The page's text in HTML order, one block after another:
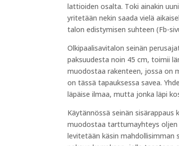
lattioiden osalta. Toki ainakin
yritetään nekin saada vielä
talon edistymisen suhteen (Fb-
Olkipaalisavitalon seinän
paksuudesta noin 45 cm, toimii
muodostaa rakenteen, jossa on
on tässä tapauksessa savea.
läpäise ilmaa, mutta jonka läpi
Käytännössä seinän
muodostaa tarttumayhteys oljen
levitetään käsin mahdollisimman